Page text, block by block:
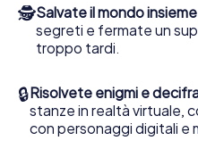
parco giochi di avventura.
mondo dello spionaggio e
trasformi Clermont-Ferrand
🕵Salvate il mondo insieme
segreti e fermate un
troppo tardi.
🔒Risolvete enigmi e
stanze in realtà virtuale,
con personaggi digitali e